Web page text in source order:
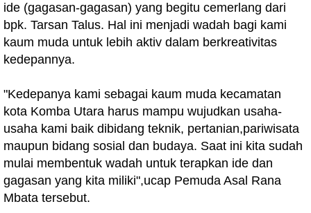
ide (gagasan-gagasan) yang begitu cemerlang dari
bpk. Tarsan Talus. Hal ini menjadi wadah bagi kami
kaum muda untuk lebih aktiv dalam berkreativitas
kedepannya.
"Kedepanya kami sebagai kaum muda kecamatan
kota Komba Utara harus mampu wujudkan usaha-
usaha kami baik dibidang teknik, pertanian,pariwisata
maupun bidang sosial dan budaya. Saat ini kita sudah
mulai membentuk wadah untuk terapkan ide dan
gagasan yang kita miliki",ucap Pemuda Asal Rana
Mbata tersebut.